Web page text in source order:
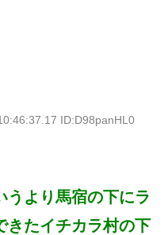
ID:D98panHL0
うより馬宿の下にラ
きたイチカラ村の下